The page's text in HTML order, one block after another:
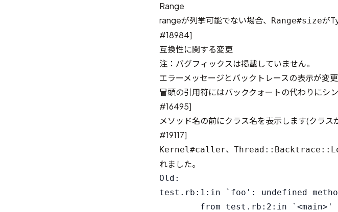
Range
rangeが列挙可能でない場合、
Range#sizeが
#18984]
互換性に関する変更
注：バグフィックスは掲載していません。
エラーメッセージとバックトレースの表示が変更
冒頭の引用符にはバッククォートの代わりにシ
#16495]
メソッド名の前にクラス名を表示します(クラ
#19117]
Kernel#caller、
れました。
Old:
test.rb:1:in `foo': undefined
        from test.rb:2:in `<main>'